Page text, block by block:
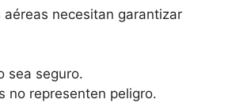
necesitan garantizar
sea seguro.
no representen peligro.